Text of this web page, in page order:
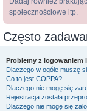
społecznościowe itp.
Często
Problemy z logowaniem
Dlaczego w ogóle muszę
Co to jest COPPA?
Dlaczego nie mogę się
Rejestracja została
Dlaczego nie mogę się